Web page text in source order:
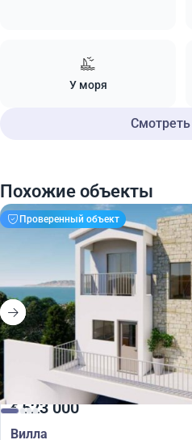
У моря
Смотреть
Похожие объекты
Проверенный объект
€523 000
Вилла